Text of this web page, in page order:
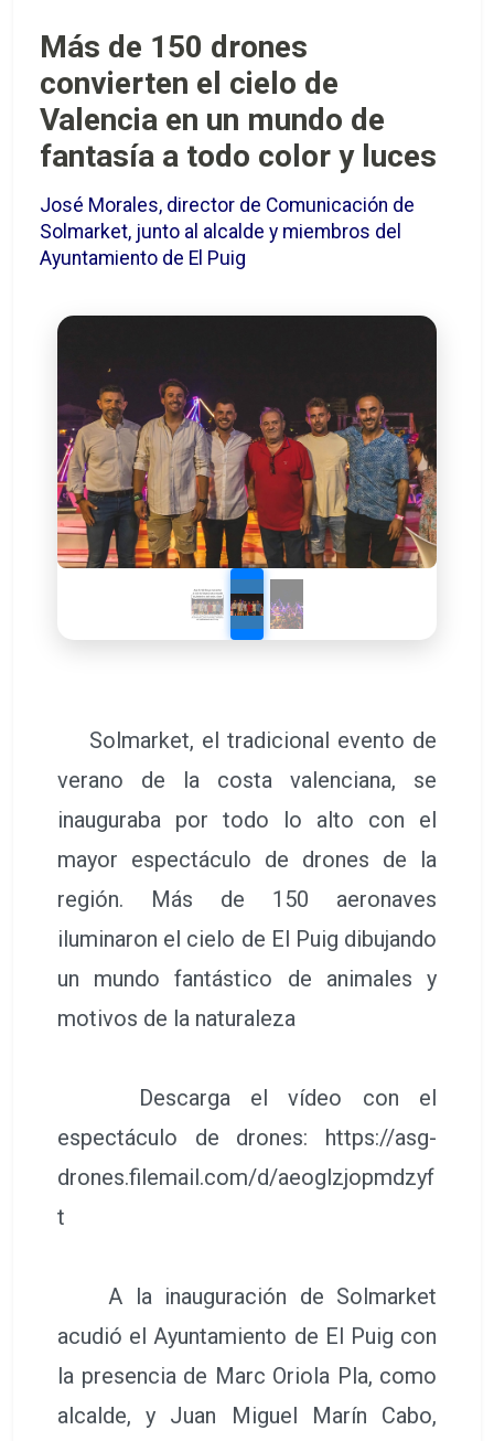
Más de 150 drones
convierten el cielo de
Valencia en un mundo de
fantasía a todo color y luces
José Morales, director de Comunicación de
Solmarket, junto al alcalde y miembros del
Ayuntamiento de El Puig
Solmarket, el tradicional evento de
verano de la costa valenciana, se
inauguraba por todo lo alto con el
mayor espectáculo de drones de la
región. Más de 150 aeronaves
iluminaron el cielo de El Puig dibujando
un mundo fantástico de animales y
motivos de la naturaleza
Descarga el vídeo con el
espectáculo de drones: https://asg-
drones.filemail.com/d/aeoglzjopmdzyf
t
A la inauguración de Solmarket
acudió el Ayuntamiento de El Puig con
la presencia de Marc Oriola Pla, como
alcalde, y Juan Miguel Marín Cabo,